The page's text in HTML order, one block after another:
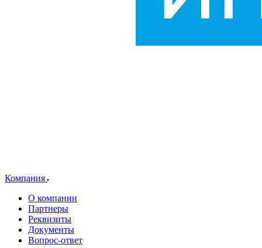
Компания
О компании
Партнеры
Реквизиты
Документы
Вопрос-ответ